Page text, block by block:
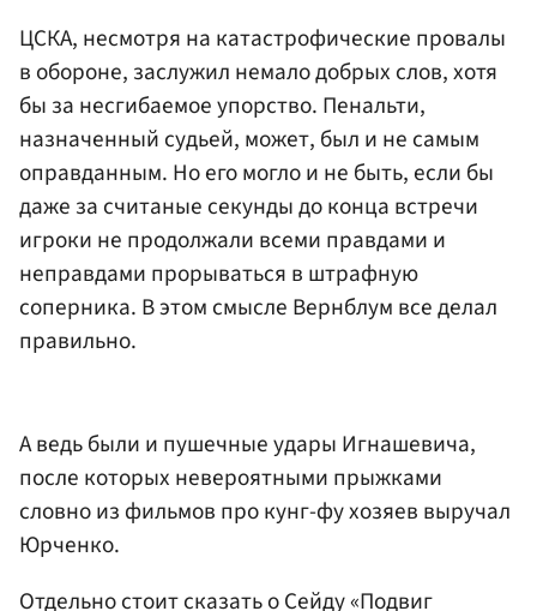
ЦСКА, несмотря на катастрофические провалы
в обороне, заслужил немало добрых слов, хотя
бы за несгибаемое упорство. Пенальти,
назначенный судьей, может, был и не самым
оправданным. Но его могло и не быть, если бы
даже за считаные секунды до конца встречи
игроки не продолжали всеми правдами и
неправдами прорываться в штрафную
соперника. В этом смысле Вернблум все делал
правильно.
А ведь были и пушечные удары Игнашевича,
после которых невероятными прыжками
словно из фильмов про кунг-фу хозяев выручал
Юрченко.
Отдельно стоит сказать о Сейду «Подвиг